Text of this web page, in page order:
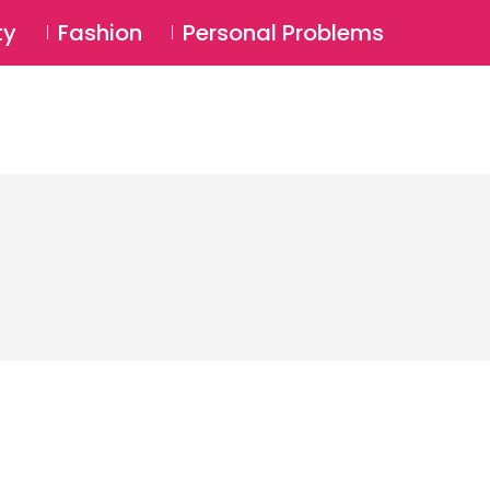
Login ⚲
Fashion Personal Problems